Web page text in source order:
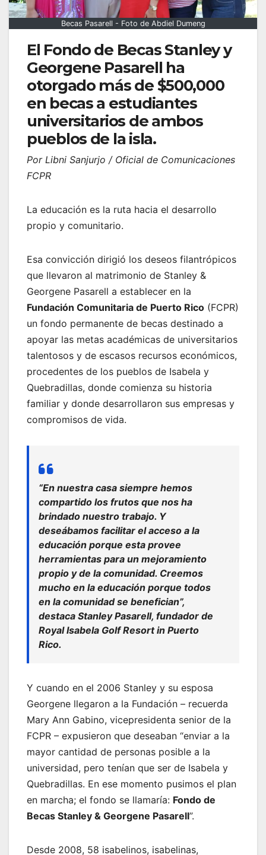
Becas Pasarell - Foto de Abdiel Dumeng
El Fondo de Becas Stanley y
Georgene Pasarell ha
otorgado más de $500,000
en becas a estudiantes
universitarios de ambos
pueblos de la isla.
Por Libni Sanjurjo / Oficial de Comunicaciones
FCPR
La educación es la ruta hacia el desarrollo
propio y comunitario.
Esa convicción dirigió los deseos filantrópicos
que llevaron al matrimonio de Stanley &
Georgene Pasarell a establecer en la
Fundación Comunitaria de Puerto Rico (FCPR)
un fondo permanente de becas destinado a
apoyar las metas académicas de universitarios
talentosos y de escasos recursos económicos,
procedentes de los pueblos de Isabela y
Quebradillas, donde comienza su historia
familiar y donde desarrollaron sus empresas y
compromisos de vida.
“En nuestra casa siempre hemos
compartido los frutos que nos ha
brindado nuestro trabajo. Y
deseábamos facilitar el acceso a la
educación porque esta provee
herramientas para un mejoramiento
propio y de la comunidad. Creemos
mucho en la educación porque todos
en la comunidad se benefician”,
destaca Stanley Pasarell, fundador de
Royal Isabela Golf Resort in Puerto
Rico.
Y cuando en el 2006 Stanley y su esposa
Georgene llegaron a la Fundación – recuerda
Mary Ann Gabino, vicepresidenta senior de la
FCPR – expusieron que deseaban “enviar a la
mayor cantidad de personas posible a la
universidad, pero tenían que ser de Isabela y
Quebradillas. En ese momento pusimos el plan
en marcha; el fondo se llamaría: Fondo de
Becas Stanley & Georgene Pasarell”.
Desde 2008, 58 isabelinos, isabelinas,